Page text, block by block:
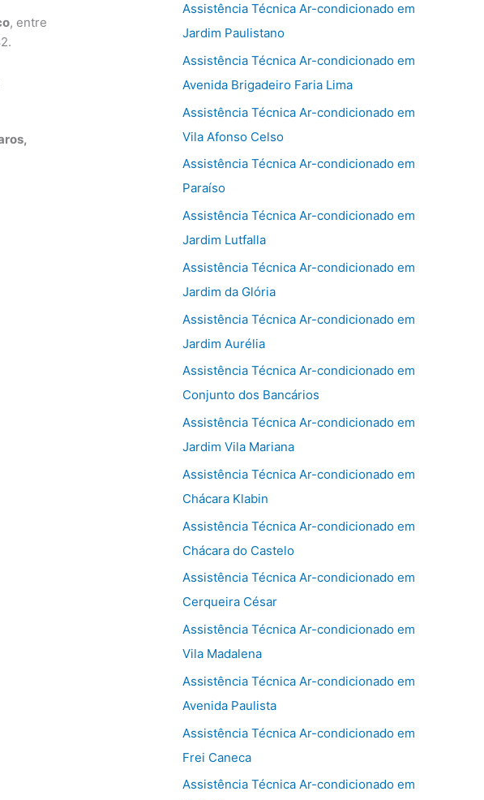
, entre
Assistência Técnica Ar-condicionado em
Jardim Paulistano
Assistência Técnica Ar-condicionado em
Avenida Brigadeiro Faria Lima
Assistência Técnica Ar-condicionado em
Vila Afonso Celso
Assistência Técnica Ar-condicionado em
Paraíso
Assistência Técnica Ar-condicionado em
Jardim Lutfalla
Assistência Técnica Ar-condicionado em
Jardim da Glória
Assistência Técnica Ar-condicionado em
Jardim Aurélia
Assistência Técnica Ar-condicionado em
Conjunto dos Bancários
Assistência Técnica Ar-condicionado em
Jardim Vila Mariana
Assistência Técnica Ar-condicionado em
Chácara Klabin
Assistência Técnica Ar-condicionado em
Chácara do Castelo
Assistência Técnica Ar-condicionado em
Cerqueira César
Assistência Técnica Ar-condicionado em
Vila Madalena
Assistência Técnica Ar-condicionado em
Avenida Paulista
Assistência Técnica Ar-condicionado em
Frei Caneca
Assistência Técnica Ar-condicionado em